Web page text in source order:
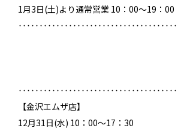
1月3日(土)より通常営業 10：00～19：00
‥‥‥‥‥‥‥‥‥‥‥‥‥‥‥‥‥‥‥
‥‥‥‥‥‥‥‥‥‥‥‥‥‥‥‥‥‥‥
【金沢エムザ店】
12月31日(水) 10：00～17：30